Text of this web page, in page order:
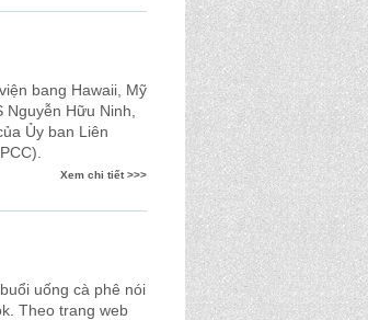
bang Hawaii, Mỹ
Hữu Ninh,
Ủy ban Liên
Xem chi tiết >>>
uống cà phê nói
Theo trang web